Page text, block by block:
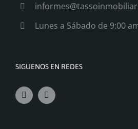
Lunes a Sábado de 9:00
SIGUENOS EN REDES